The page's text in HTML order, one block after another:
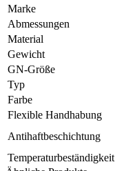
Marke
Abmessungen
Material
Gewicht
GN-Größe
Typ
Farbe
Flexible Handhabung
Antihaftbeschichtung
Temperaturbeständigkeit